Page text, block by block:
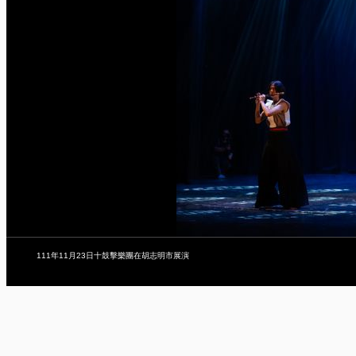
111年11月23日十鼓擊樂團在胡志明市展演